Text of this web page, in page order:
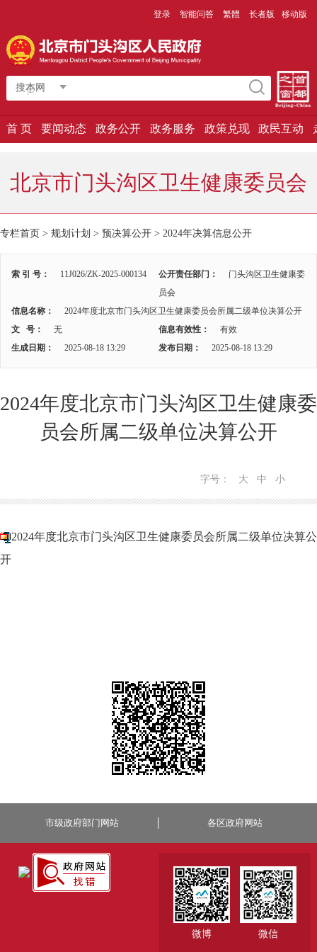
登录 智能问答 繁體 长者版 移动版
搜本网
首 页 要闻动态 政务公开 政务服务 政策兑现 政民互动
北京市门头沟区卫生健康委员会
专栏首页 > 规划计划 > 预决算公开 > 2024年决算信息公开
索 引 号： 11J026/ZK-2025-000134 公开责任部门：
门头沟区卫生健康委
员会
信息名称：
2024年度北京市门头沟区卫生健康委员会所属二级单位决算公开
文 号：
无 信息有效性：
有效
生成日期：
2025-08-18 13:29 发布日期： 2025-08-18 13:29
2024年度北京市门头沟区卫生健康委
员会所属二级单位决算公开
字号： 大 中 小
2024年度北京市门头沟区卫生健康委员会所属二级单位决算公
开
市级政府部门网站 各区政府网站
微博 微信